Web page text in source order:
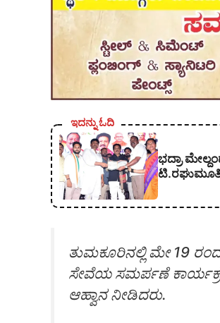
ಇದನ್ನು ಓದಿ
ಭದ್ರಾ
ತುಮಕೂರಿನಲ್ಲಿ ಮೇ 19
ಸೇವೆಯ ಸಮರ್ಪಣೆ
ಆಹ್ವಾನ ನೀಡಿದರು.